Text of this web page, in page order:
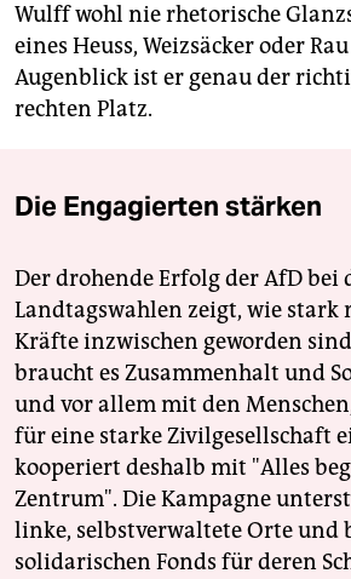
Wulff wohl nie rhetorische
eines Heuss, Weizsäcker oder
Augenblick ist er genau der
rechten Platz.
Die Engagierten stärken
Der drohende Erfolg der AfD bei
Landtagswahlen zeigt, wie stark
Kräfte inzwischen geworden
braucht es Zusammenhalt und
und vor allem mit den
für eine starke Zivilgesellschaft
kooperiert deshalb mit "Alles
Zentrum". Die Kampagne
linke, selbstverwaltete Orte und
solidarischen Fonds für deren